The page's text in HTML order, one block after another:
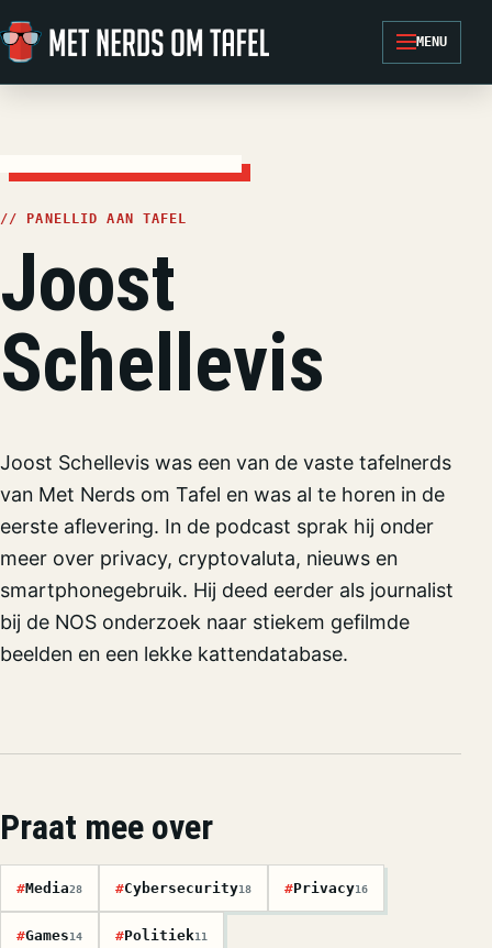
Ga naar de inhoud
MENU
// PANELLID AAN TAFEL
Joost
Schellevis
Joost Schellevis was een van de vaste tafelnerds
van Met Nerds om Tafel en was al te horen in de
eerste aflevering. In de podcast sprak hij onder
meer over privacy, cryptovaluta, nieuws en
smartphonegebruik. Hij deed eerder als journalist
bij de NOS onderzoek naar stiekem gefilmde
beelden en een lekke kattendatabase.
Praat mee over
#Media28 #Cybersecurity18 #Privacy16
#Games14 #Politiek11